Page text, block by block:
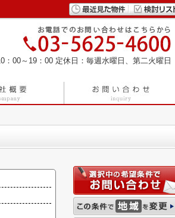
：00～19：00 定休日：毎週水曜日、第二火曜日